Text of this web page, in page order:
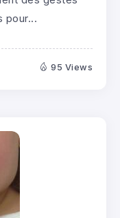
pour...
95 Views